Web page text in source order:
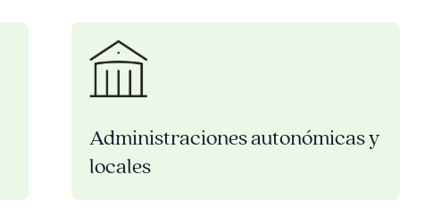
Administraciones autonómicas y
locales